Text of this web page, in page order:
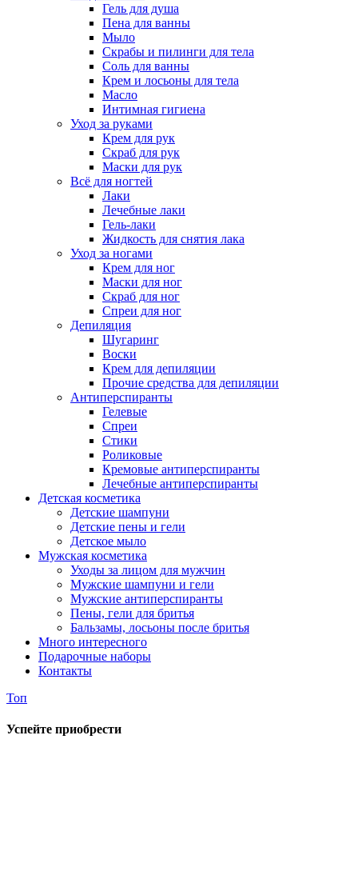
Гель для душа
Пена для ванны
Мыло
Скрабы и пилинги для тела
Соль для ванны
Крем и лосьоны для тела
Масло
Интимная гигиена
Уход за руками
Крем для рук
Скраб для рук
Маски для рук
Всё для ногтей
Лаки
Лечебные лаки
Гель-лаки
Жидкость для снятия лака
Уход за ногами
Крем для ног
Маски для ног
Скраб для ног
Спреи для ног
Депиляция
Шугаринг
Воски
Крем для депиляции
Прочие средства для депиляции
Антиперспиранты
Гелевые
Спреи
Стики
Роликовые
Кремовые антиперспиранты
Лечебные антиперспиранты
Детская косметика
Детские шампуни
Детские пены и гели
Детское мыло
Мужская косметика
Уходы за лицом для мужчин
Мужские шампуни и гели
Мужские антиперспиранты
Пены, гели для бритья
Бальзамы, лосьоны после бритья
Много интересного
Подарочные наборы
Контакты
Топ
Успейте приобрести